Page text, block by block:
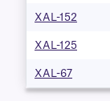
XAL-152
XAL-125
XAL-67